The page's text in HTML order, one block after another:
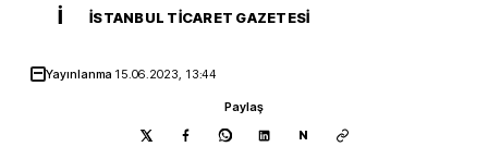
İ İSTANBUL TICARET GAZETESI
Yayınlanma 15.06.2023, 13:44
Paylaş
N